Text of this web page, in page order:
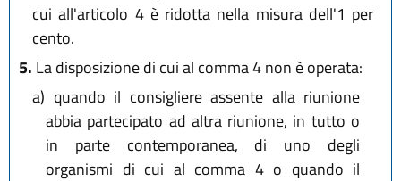
cui all'articolo 4 è ridotta nella misura dell'1 per
cento.
5. La disposizione di cui al comma 4 non è operata:
a) quando il consigliere assente alla riunione
abbia partecipato ad altra riunione, in tutto o
in parte contemporanea, di uno degli
organismi di cui al comma 4 o quando il